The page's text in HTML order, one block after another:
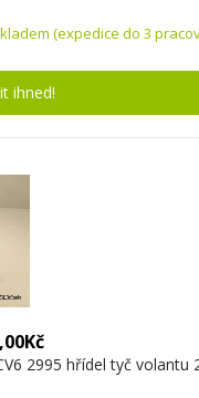
(expedice do 3
ihned!
2995 hřídel tyč volantu